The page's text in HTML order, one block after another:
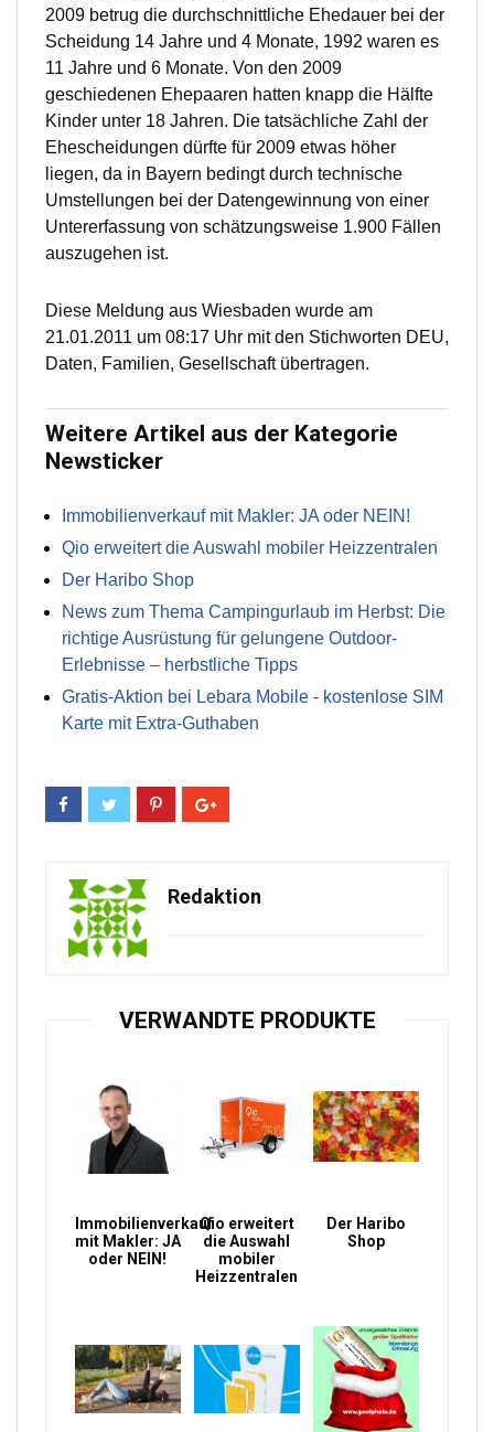
2009 betrug die durchschnittliche Ehedauer bei der
Scheidung 14 Jahre und 4 Monate, 1992 waren es
11 Jahre und 6 Monate. Von den 2009
geschiedenen Ehepaaren hatten knapp die Hälfte
Kinder unter 18 Jahren. Die tatsächliche Zahl der
Ehescheidungen dürfte für 2009 etwas höher
liegen, da in Bayern bedingt durch technische
Umstellungen bei der Datengewinnung von einer
Untererfassung von schätzungsweise 1.900 Fällen
auszugehen ist.
Diese Meldung aus Wiesbaden wurde am
21.01.2011 um 08:17 Uhr mit den Stichworten DEU,
Daten, Familien, Gesellschaft übertragen.
Weitere Artikel aus der Kategorie
Newsticker
Immobilienverkauf mit Makler: JA oder NEIN!
Qio erweitert die Auswahl mobiler Heizzentralen
Der Haribo Shop
News zum Thema Campingurlaub im Herbst: Die
richtige Ausrüstung für gelungene Outdoor-
Erlebnisse – herbstliche Tipps
Gratis-Aktion bei Lebara Mobile - kostenlose SIM
Karte mit Extra-Guthaben
Redaktion
VERWANDTE PRODUKTE
Immobilienverkauf
mit Makler: JA
oder NEIN!
Qio erweitert
die Auswahl
mobiler
Heizzentralen
Der Haribo
Shop